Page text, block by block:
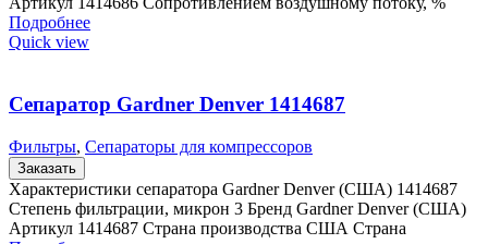
Подробнее
Quick view
Сепаратор Gardner Denver 1414687
Фильтры, Сепараторы для компрессоров
Заказать
Характеристики сепаратора Gardner Denver (США) 1414687
Степень фильтрации, микрон 3 Бренд Gardner Denver (США)
Артикул 1414687 Страна производства США Страна